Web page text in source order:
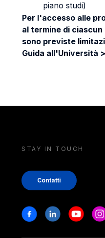
piano studi)
Per l'accesso alle
al termine di
sono previste
Guida all'Università
STAY IN TOUCH
Contatti
Stay in touch
FacebookLinkedinYoutube